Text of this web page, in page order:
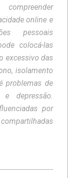
online e
pessoais
colocá-las
excessivo das
isolamento
problemas de
depressão.
por
Faculdade
de
2023